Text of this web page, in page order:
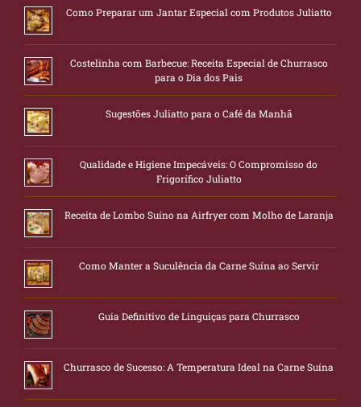
Como Preparar um Jantar Especial com Produtos Juliatto
Costelinha com Barbecue: Receita Especial de Churrasco
para o Dia dos Pais
Sugestões Juliatto para o Café da Manhã
Qualidade e Higiene Impecáveis: O Compromisso do
Frigorífico Juliatto
Receita de Lombo Suíno na Airfryer com Molho de Laranja
Como Manter a Suculência da Carne Suína ao Servir
Guia Definitivo de Linguiças para Churrasco
Churrasco de Sucesso: A Temperatura Ideal na Carne Suína